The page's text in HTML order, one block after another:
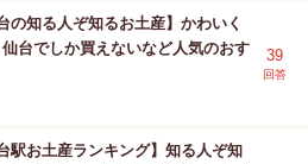
の知る人ぞ知るお土産】かわいく
台でしか買えないなど人気のおす
39
回答
台駅お土産ランキング】知る人ぞ知